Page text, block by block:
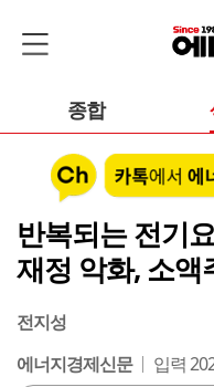
종합
반복되는 전기
재정 악화, 소액
전지성
에너지경제신문
입력